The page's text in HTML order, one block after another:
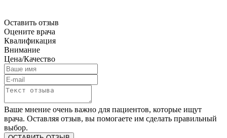
Оставить отзыв
Оцените врача
Квалификация
Внимание
Цена/Качество
Ваше мнение очень важно для пациентов, которые ищут
врача. Оставляя отзыв, вы помогаете им сделать правильный
выбор.